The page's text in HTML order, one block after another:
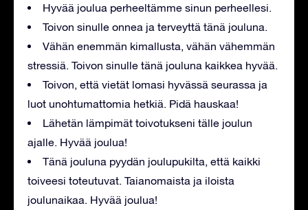
Hyvää joulua perheeltämme sinun perheellesi.
Toivon sinulle onnea ja terveyttä tänä jouluna.
Vähän enemmän kimallusta, vähän vähemmän
stressiä. Toivon sinulle tänä jouluna kaikkea hyvää.
Toivon, että vietät lomasi hyvässä seurassa ja
luot unohtumattomia hetkiä. Pidä hauskaa!
Lähetän lämpimät toivotukseni tälle joulun
ajalle. Hyvää joulua!
Tänä jouluna pyydän joulupukilta, että kaikki
toiveesi toteutuvat. Taianomaista ja iloista
joulunaikaa. Hyvää joulua!